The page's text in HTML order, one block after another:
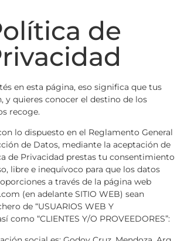
de
en esta página, eso significa que tus
y quieres conocer el destino de los
recoge.
lo dispuesto en el Reglamento General
de Datos, mediante la aceptación de
de Privacidad prestas tu consentimiento
libre e inequívoco para que los datos
a través de la página web
(en adelante SITIO WEB) sean
de “USUARIOS WEB Y
como “CLIENTES Y/O PROVEEDORES”: